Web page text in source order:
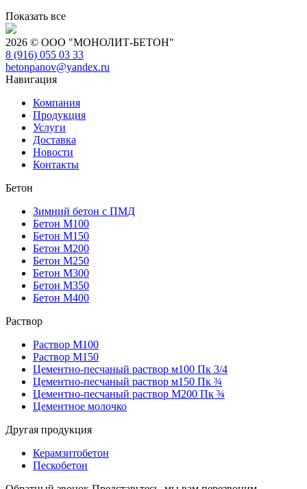
Показать все
2026 © ООО "МОНОЛИТ-БЕТОН"
8 (916) 055 03 33
betonpanov@yandex.ru
Навигация
Компания
Продукция
Услуги
Доставка
Новости
Контакты
Бетон
Зимний бетон с ПМД
Бетон М100
Бетон М150
Бетон М200
Бетон М250
Бетон М300
Бетон М350
Бетон М400
Раствор
Раствор М100
Раствор М150
Цементно-песчаный раствор м100 Пк 3/4
Цементно-песчаный раствор м150 Пк ¾
Цементно-песчаный раствор M200 Пк ¾
Цементное молочко
Другая продукция
Керамзитобетон
Пескобетон